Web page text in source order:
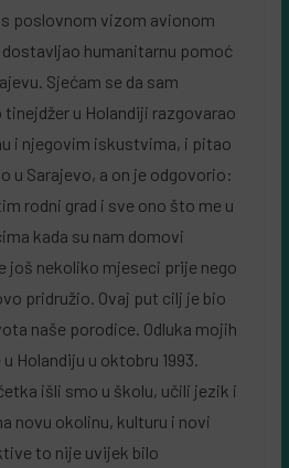
poslovnom vizom avionom
humanitarnu pomoć
Sjećam se da sam
u Holandiji razgovarao
i njegovim iskustvima, i pitao
u Sarajevo, a on je odgovorio:
rodni grad i sve ono što me u
kada su nam domovi
još nekoliko mjeseci prije nego
pridružio. Ovaj put cilj je bio
naše porodice. Odluka mojih
Holandiju u oktobru 1993.
išli smo u školu, učili jezik i
novu okolinu, kulturu i novi
to nije uvijek bilo